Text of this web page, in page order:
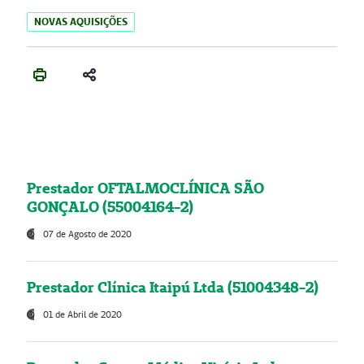
NOVAS AQUISIÇÕES
Prestador OFTALMOCLÍNICA SÃO
GONÇALO (55004164-2)
07 de Agosto de 2020
Prestador Clínica Itaipú Ltda (51004348-2)
01 de Abril de 2020